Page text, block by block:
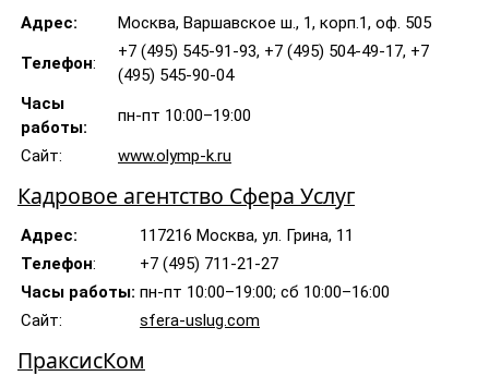
Адрес: Москва, Варшавское ш., 1, корп.1, оф. 505
Телефон:
+7 (495) 545-91-93, +7 (495) 504-49-17, +7
(495) 545-90-04
Часы
работы:
пн-пт 10:00–19:00
Сайт: www.olymp-k.ru
Кадровое агентство Сфера Услуг
Адрес:
117216 Москва, ул. Грина, 11
Телефон:
+7 (495) 711-21-27
Часы работы: пн-пт 10:00–19:00; сб 10:00–16:00
Сайт:
sfera-uslug.com
ПраксисКом